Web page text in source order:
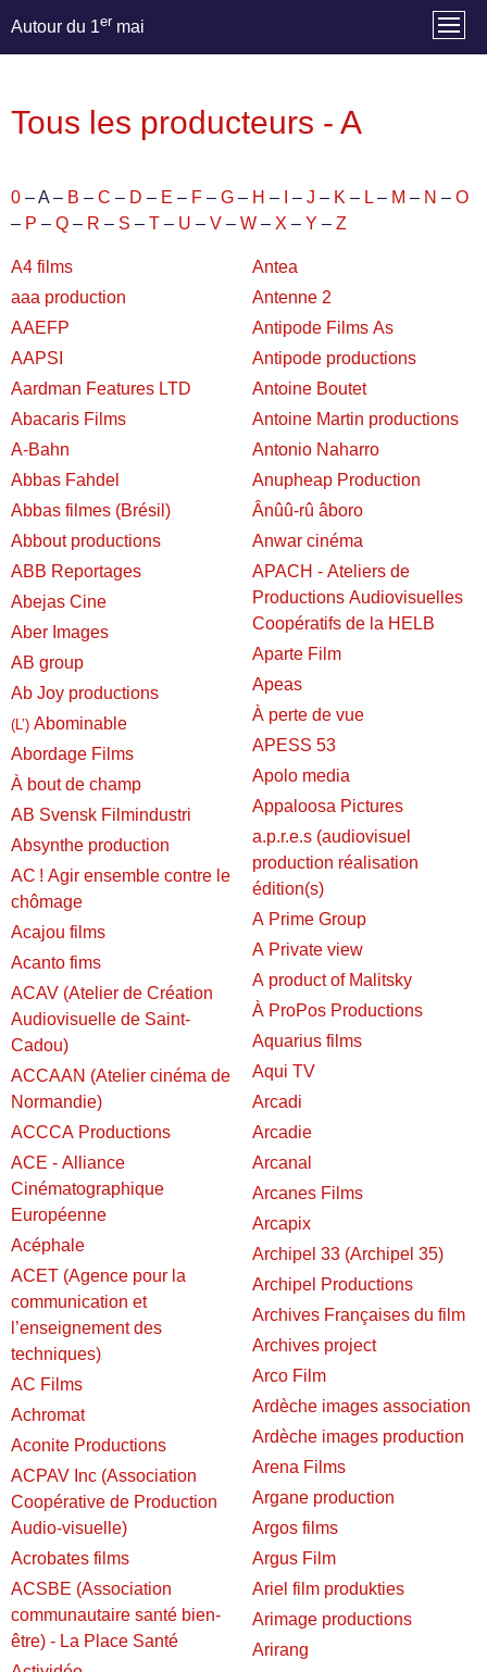
Autour du 1er mai
Tous les producteurs - A
0 – A – B – C – D – E – F – G – H – – J – K – L – M – N – O
– P – Q – R – S – T – U – V – W – X – Y – Z
A4 films
aaa production
AAEFP
AAPSI
Aardman Features LTD
Abacaris Films
A-Bahn
Abbas Fahdel
Abbas filmes (Brésil)
Abbout productions
ABB Reportages
Abejas Cine
Aber Images
AB group
Ab Joy productions
(L’) Abominable
Abordage Films
À bout de champ
AB Svensk Filmindustri
Absynthe production
AC ! Agir ensemble contre le
chômage
Acajou films
Acanto fims
ACAV (Atelier de Création
Audiovisuelle de Saint-
Cadou)
ACCAAN (Atelier cinéma de
Normandie)
ACCCA Productions
ACE - Alliance
Cinématographique
Européenne
Acéphale
ACET (Agence pour la
communication et
l’enseignement des
techniques)
AC Films
Achromat
Aconite Productions
ACPAV Inc (Association
Coopérative de Production
Audio-visuelle)
Acrobates films
ACSBE (Association
communautaire santé bien-
être) - La Place Santé
Antea
Antenne 2
Antipode Films As
Antipode productions
Antoine Boutet
Antoine Martin productions
Antonio Naharro
Anupheap Production
Ânûû-rû âboro
Anwar cinéma
APACH - Ateliers de
Productions Audiovisuelles
Coopératifs de la HELB
Aparte Film
Apeas
À perte de vue
APESS 53
Apolo media
Appaloosa Pictures
a.p.r.e.s (audiovisuel
production réalisation
édition(s)
A Prime Group
A Private view
A product of Malitsky
À ProPos Productions
Aquarius films
Aqui TV
Arcadi
Arcadie
Arcanal
Arcanes Films
Arcapix
Archipel 33 (Archipel 35)
Archipel Productions
Archives Françaises du film
Archives project
Arco Film
Ardèche images association
Ardèche images production
Arena Films
Argane production
Argos films
Argus Film
Ariel film produkties
Arimage productions
Arirang